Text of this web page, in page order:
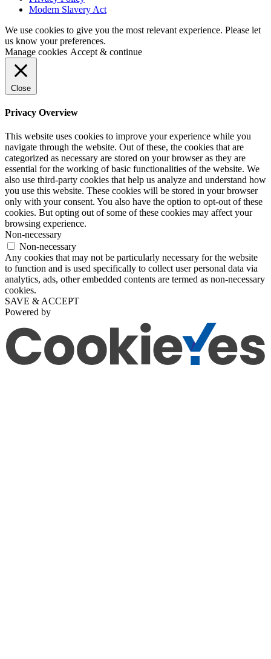
Modern Slavery Act
We use cookies to give you the most relevant experience. Please let
us know your preferences.
Manage cookies Accept & continue
Close
Privacy Overview
This website uses cookies to improve your experience while you
navigate through the website. Out of these, the cookies that are
categorized as necessary are stored on your browser as they are
essential for the working of basic functionalities of the website. We
also use third-party cookies that help us analyze and understand how
you use this website. These cookies will be stored in your browser
only with your consent. You also have the option to opt-out of these
cookies. But opting out of some of these cookies may affect your
browsing experience.
Non-necessary
Non-necessary
Any cookies that may not be particularly necessary for the website
to function and is used specifically to collect user personal data via
analytics, ads, other embedded contents are termed as non-necessary
cookies.
SAVE & ACCEPT
Powered by